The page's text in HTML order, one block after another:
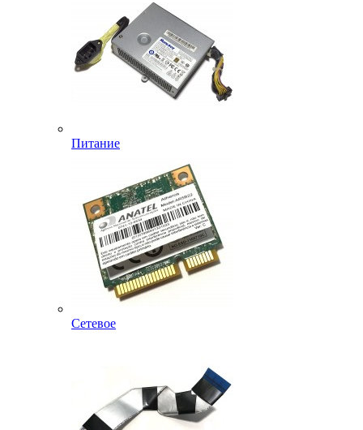
Питание
Сетевое